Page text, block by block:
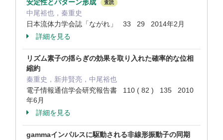
安定性とパターン形成
査読
中尾裕也，秦重史
日本流体力学会誌「ながれ」 33 29 2014年2月
詳細を見る
リズム素子の揺らぎの効果を取り入れた確率的な位相
縮約
秦重史，新井賢亮，中尾裕也
電子情報通信学会研究報告書 110 ( 82 ) 135 2010
年6月
詳細を見る
gammaインパルスに駆動される非線形振動子の同期